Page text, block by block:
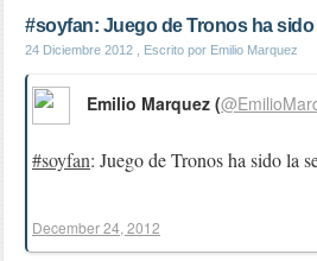
#soyfan: Juego de Tronos ha sido
24 Diciembre 2012 , Escrito por Emilio Marquez
#soyfan: Juego de Tronos ha sido la
Emilio Marquez (
December 24, 2012